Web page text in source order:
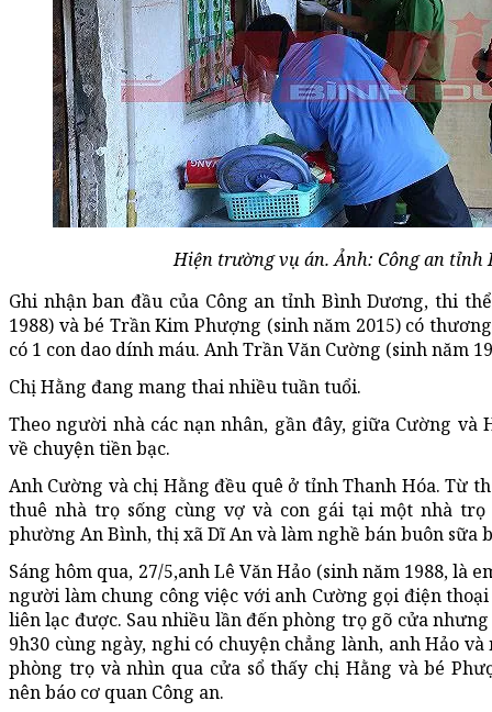
Hiện trường vụ án. Ảnh: Công an tỉnh
Ghi nhận ban đầu của Công an tỉnh Bình Dương, thi
1988) và bé Trần Kim Phượng (sinh năm 2015) có
có 1 con dao dính máu. Anh Trần Văn Cường (sinh năm
Chị Hằng đang mang thai nhiều tuần tuổi.
Theo người nhà các nạn nhân, gần đây, giữa Cường
về chuyện tiền bạc.
Anh Cường và chị Hằng đều quê ở tỉnh Thanh Hóa. Từ
thuê nhà trọ sống cùng vợ và con gái tại một nhà
phường An Bình, thị xã Dĩ An và làm nghề bán buôn sữa
Sáng hôm qua, 27/5,anh Lê Văn Hảo (sinh năm 1988, là
người làm chung công việc với anh Cường gọi điện
liên lạc được. Sau nhiều lần đến phòng trọ gõ cửa
9h30 cùng ngày, nghi có chuyện chẳng lành, anh Hảo
phòng trọ và nhìn qua cửa sổ thấy chị Hằng và bé
nên báo cơ quan Công an.